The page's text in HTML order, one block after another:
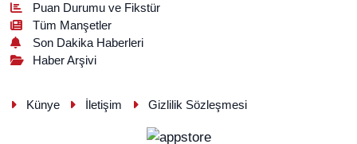
Puan Durumu ve Fikstür
Tüm Manşetler
Son Dakika Haberleri
Haber Arşivi
Künye İletişim Gizlilik Sözleşmesi